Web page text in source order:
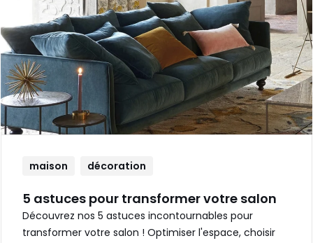
maison décoration
5 astuces pour transformer votre salon
Découvrez nos 5 astuces incontournables pour
transformer votre salon ! Optimiser l'espace, choisir